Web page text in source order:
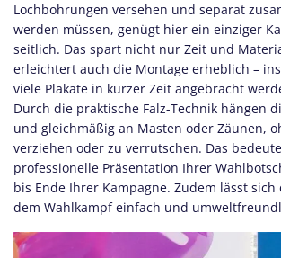
Lochbohrungen versehen und separat
werden müssen, genügt hier ein einziger
seitlich. Das spart nicht nur Zeit und
erleichtert auch die Montage erheblich –
viele Plakate in kurzer Zeit angebracht
Durch die praktische Falz-Technik hängen
und gleichmäßig an Masten oder Zäunen,
verziehen oder zu verrutschen. Das
professionelle Präsentation Ihrer
bis Ende Ihrer Kampagne. Zudem lässt sich
dem Wahlkampf einfach und